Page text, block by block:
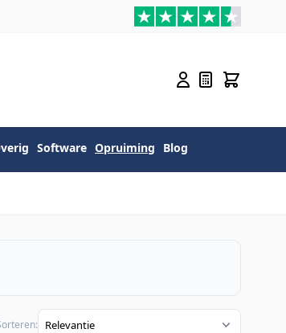
Software Opruiming Blog